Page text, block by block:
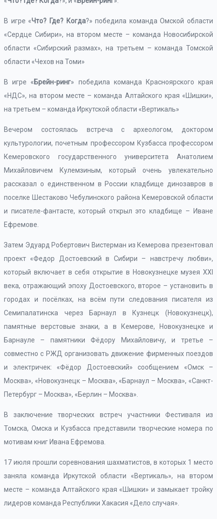
В игре «Что? Где? Когда?» победила команда Омской области
«Сердце Сибири», на втором месте – команда Новосибирской
области «Сибирский размах», на третьем – команда Томской
области «Чехов на Томи»
В игре « Брейн-ринг» победила команда Красноярского края
«НДС», на втором месте – команда Алтайского края «Шишки»,
на третьем – команда Иркутской области «Вертикаль»
Вечером состоялась встреча с археологом, доктором
культурологии, почетным профессором Кузбасса профессором
Кемеровского государственного университета Анатолием
Михайловичем Кулемзиным, который очень увлекательно
рассказал о единственном в России кладбище динозавров в
поселке Шестаково Чебулинского района Кемеровской области
и писателе-фантасте, который открыл это кладбище – Иване
Ефремове.
Затем Эдуард Робертович Вистерман из Кемерова презентовал
проект «Федор Достоевский в Сибири – навстречу любви»,
который включает в себя открытие в Новокузнецке музея ХХI
века, отражающий эпоху Достоевского, второе – установить в
городах и посёлках, на всём пути следования писателя из
Семипалатинска через Барнаул в Кузнецк (Новокузнецк),
памятные верстовые знаки, а в Кемерове, Новокузнецке и
Барнауле – памятники Фёдору Михайловичу, и третье –
совместно с РЖД организовать движение фирменных поездов
и электричек: «Фёдор Достоевский» сообщением «Омск –
Москва», «Новокузнецк – Москва», «Барнаул – Москва», «Санкт-
Петербург – Москва», «Берлин – Москва».
В заключение творческих встреч участники Фестиваля из
Томска, Омска и Кузбасса представили творческие номера по
мотивам книг Ивана Ефремова.
17 июля прошли соревнования шахматистов, в которых 1 место
заняла команда Иркутской области «Вертикаль», на втором
месте – команда Алтайского края «Шишки» и замыкает тройку
лидеров команда Республики Хакасия «Дело случая».